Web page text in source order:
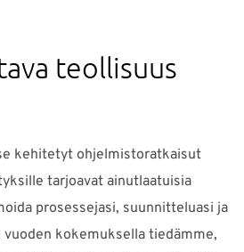
Ísland Italia
Nederland
teollisuus
kehitetyt ohjelmistoratkaisut
tarjoavat ainutlaatuisia
prosessejasi, suunnitteluasi ja
vuoden kokemuksella tiedämme,